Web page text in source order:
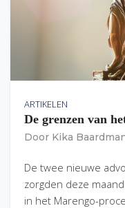
ARTIKELEN
De grenzen van
Door Kika
De twee nieuwe
zorgden deze
in het Marengo-